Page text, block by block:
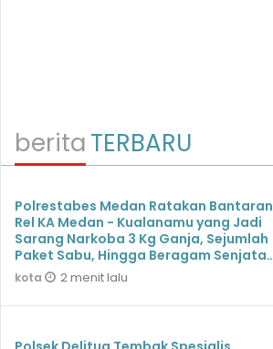
beritaTERBARU
Polrestabes Medan Ratakan Bantaran
Rel KA Medan - Kualanamu yang Jadi
Sarang Narkoba 3 Kg Ganja, Sejumlah
Paket Sabu, Hingga Beragam Senjata
Disita
kota 2 menit lalu